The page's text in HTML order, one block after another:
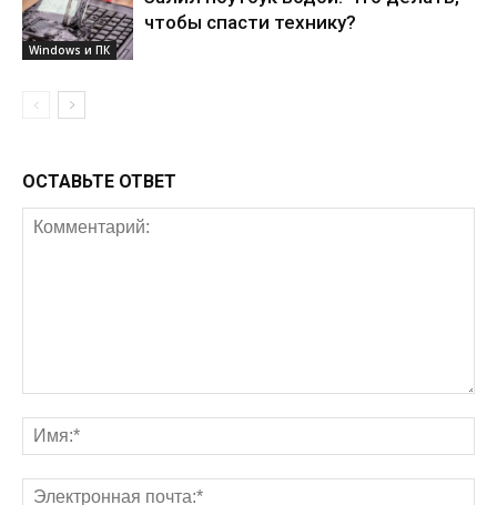
Windows и ПК
чтобы спасти технику?
ОСТАВЬТЕ ОТВЕТ